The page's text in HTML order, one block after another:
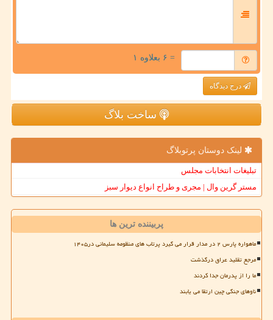
= ۶ بعلاوه ۱
درج دیدگاه
ساخت بلاگ
لینک دوستان پرتوبلاگ
تبلیغات انتخابات مجلس
مستر گرین وال | مجری و طراح انواع دیوار سبز
پربیننده ترین ها
ماهواره پارس ۲ در مدار قرار می گیرد پرتاب های منظومه سلیمانی در۱۴۰۵
مرجع تقلید عراق درگذشت
ما را از پدرمان جدا کردند
ناوهای جنگی چین ارتقا می یابند